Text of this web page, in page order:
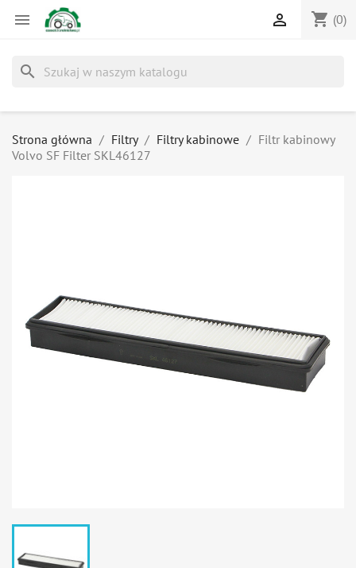
 shopping_cart (0)

search
Strona główna Filtry Filtry kabinowe
Filtr kabinowy
Volvo SF Filter SKL46127